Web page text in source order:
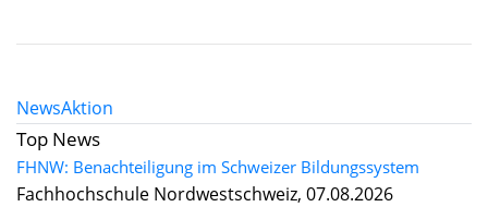
NewsAktion
Top News
FHNW: Benachteiligung im Schweizer Bildungssystem
Fachhochschule Nordwestschweiz, 07.08.2026